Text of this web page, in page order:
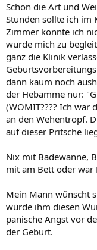
Schon die Art und
Stunden sollte ich im
Zimmer konnte ich
wurde mich zu
ganz die Klinik
dann kaum noch
der Hebamme nur:
(WOMIT???? Ich
an den Wehentropf.
auf dieser Pritsche
Nix mit Badewanne,
mit am Bett oder war
Mein Mann wünscht
würde ihm diesen
panische Angst vor
der Geburt.